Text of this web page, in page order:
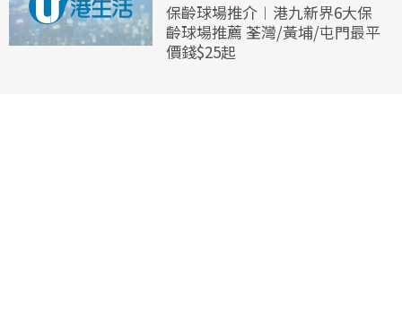
保齡球場推介︱港九新界6大保
齡球場推薦 荃灣/黃埔/屯門最平
價錢$25起